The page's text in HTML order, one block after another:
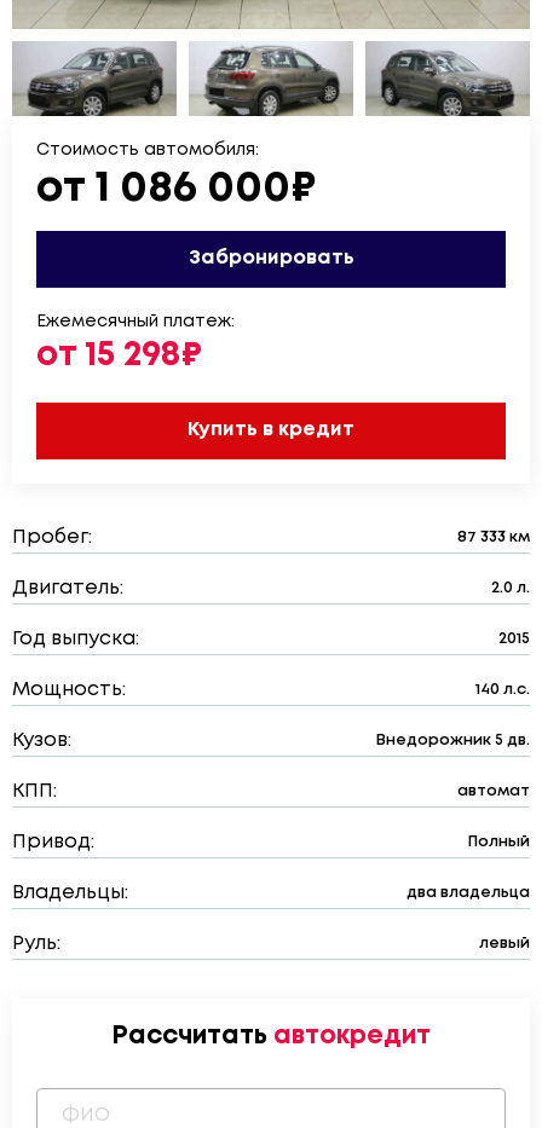
Стоимость автомобиля:
от 1 086 000₽
Забронировать
Ежемесячный платеж:
от 15 298₽
Купить в кредит
Пробег: 87 333 км
Двигатель: 2.0 л.
Год выпуска: 2015
Мощность: 140 л.с.
Кузов: Внедорожник 5 дв.
КПП: автомат
Привод: Полный
Владельцы: два владельца
Руль: левый
Рассчитать автокредит